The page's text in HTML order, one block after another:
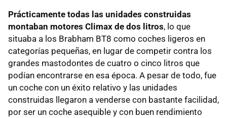
Prácticamente todas las unidades construidas
montaban motores Climax de dos litros, lo que
situaba a los Brabham BT8 como coches ligeros en
categorías pequeñas, en lugar de competir contra los
grandes mastodontes de cuatro o cinco litros que
podían encontrarse en esa época. A pesar de todo, fue
un coche con un éxito relativo y las unidades
construidas llegaron a venderse con bastante facilidad,
por ser un coche asequible y con buen rendimiento